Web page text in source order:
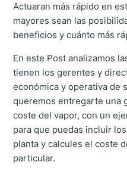
Actuaran más rápido en
mayores sean las
beneficios y cuánto más
En este Post analizamos
tienen los gerentes y
económica y operativa de
queremos entregarte una
coste del vapor, con un
para que puedas incluir
planta y calcules el coste
particular.